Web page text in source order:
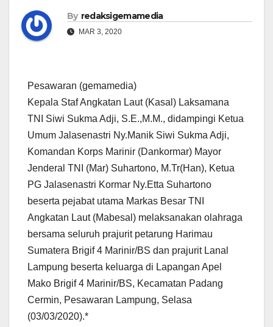
By redaksigemamedia
MAR 3, 2020
Pesawaran (gemamedia)
Kepala Staf Angkatan Laut (Kasal) Laksamana
TNI Siwi Sukma Adji, S.E.,M.M., didampingi Ketua
Umum Jalasenastri Ny.Manik Siwi Sukma Adji,
Komandan Korps Marinir (Dankormar) Mayor
Jenderal TNI (Mar) Suhartono, M.Tr(Han), Ketua
PG Jalasenastri Kormar Ny.Etta Suhartono
beserta pejabat utama Markas Besar TNI
Angkatan Laut (Mabesal) melaksanakan olahraga
bersama seluruh prajurit petarung Harimau
Sumatera Brigif 4 Marinir/BS dan prajurit Lanal
Lampung beserta keluarga di Lapangan Apel
Mako Brigif 4 Marinir/BS, Kecamatan Padang
Cermin, Pesawaran Lampung, Selasa
(03/03/2020).*